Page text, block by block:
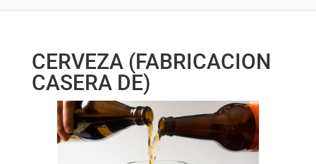
CERVEZA (FABRICACION
CASERA DE)